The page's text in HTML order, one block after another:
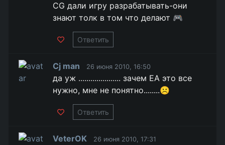
CG дали игру разрабатывать-они
знают толк в том что делают 🎮
Ответить
Cj man 26 июня 2010, 16:50
да уж ..................... зачем ЕА это все
нужно, мне не понятно........☹️
Ответить
VeterOK 26 июня 2010, 17:31